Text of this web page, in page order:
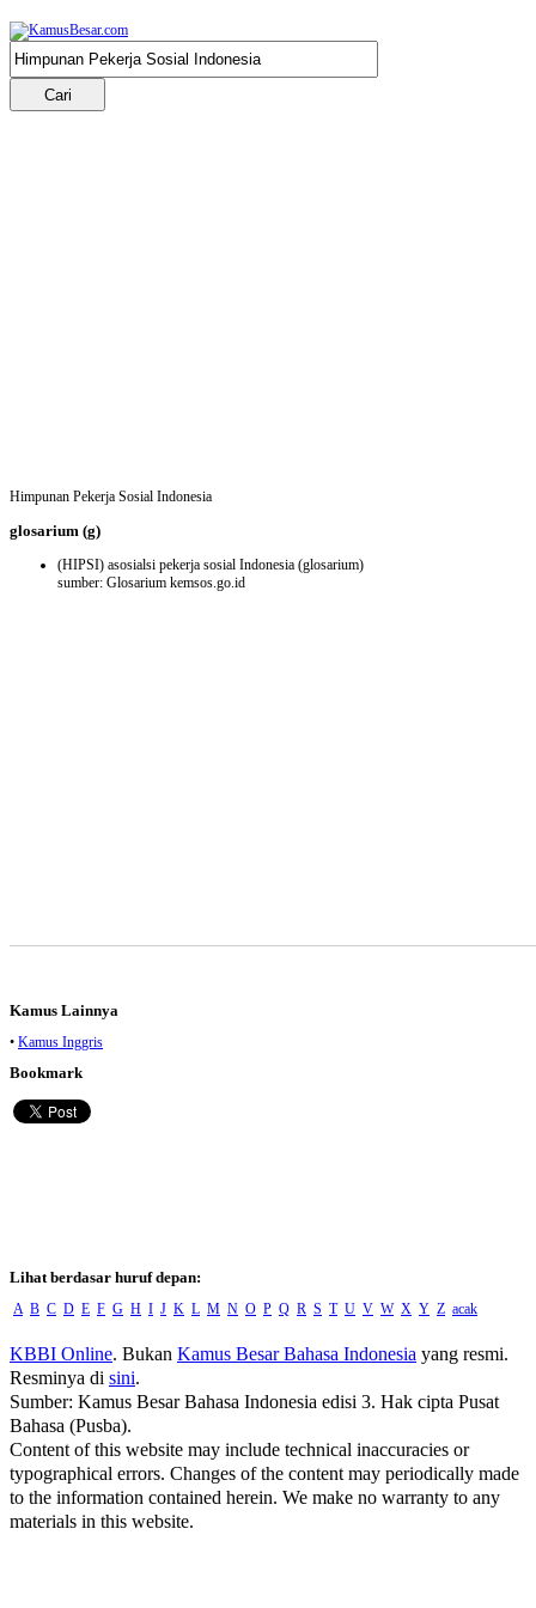
Himpunan Pekerja Sosial Indonesia
glosarium (g)
(HIPSI) asosialsi pekerja sosial Indonesia (glosarium)
sumber: Glosarium kemsos.go.id
Kamus Lainnya
• Kamus Inggris
Bookmark
Lihat berdasar huruf depan:
A B C D E F G H I J K L M N O P Q R S T U V W X Y Z acak
KBBI Online. Bukan Kamus Besar Bahasa Indonesia yang resmi.
Resminya di sini.
Sumber: Kamus Besar Bahasa Indonesia edisi 3. Hak cipta Pusat
Bahasa (Pusba).
Content of this website may include technical inaccuracies or
typographical errors. Changes of the content may periodically made
to the information contained herein. We make no warranty to any
materials in this website.